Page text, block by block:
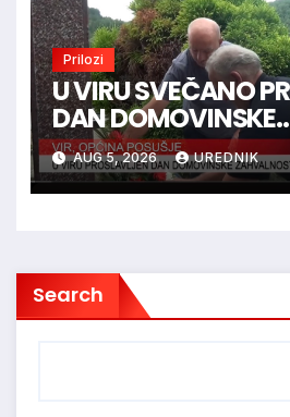
Prilozi
U VIRU SVEČANO
DAN DOMOVINSKE
ZAHVALNOSTI
AUG 5, 2026 UREDNIK
Search